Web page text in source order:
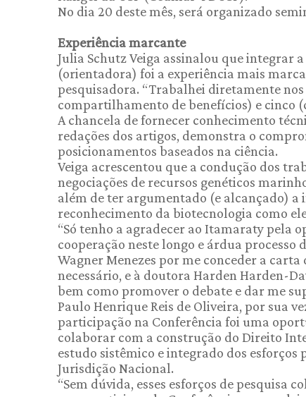
No dia 20 deste mês, será organizado
Experiência marcante
Julia Schutz Veiga assinalou que integrar
(orientadora) foi a experiência mais
pesquisadora. “Trabalhei diretamente
compartilhamento de benefícios) e cinco
A chancela de fornecer conhecimento
redações dos artigos, demonstra o
posicionamentos baseados na ciência.
Veiga acrescentou que a condução dos
negociações de recursos genéticos
além de ter argumentado (e alcançado)
reconhecimento da biotecnologia como
“Só tenho a agradecer ao Itamaraty pela
cooperação neste longo e árdua processo
Wagner Menezes por me conceder a
necessário, e à doutora Harden Harden-
bem como promover o debate e dar me
Paulo Henrique Reis de Oliveira, por sua
participação na Conferência foi uma
colaborar com a construção do Direito
estudo sistêmico e integrado dos
Jurisdição Nacional.
“Sem dúvida, esses esforços de pesquisa